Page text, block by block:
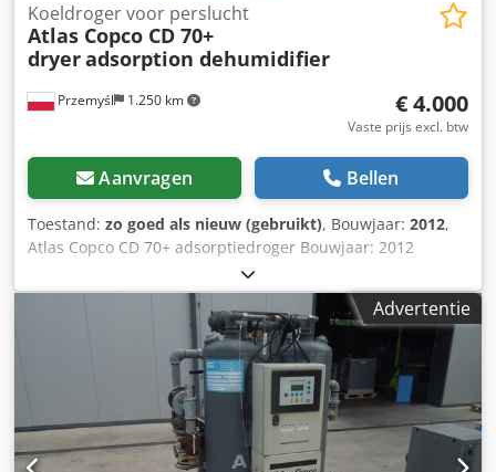
Przemyśl 1.250 km
Koeldroger voor perslucht
Atlas Copco CD 70+
dryeradsorption dehumidifier
€ 4.000
Vaste prijs excl. btw
Aanvragen Bellen
Toestand: zo goed als nieuw (gebruikt), Bouwjaar: 2012,
Atlas Copco CD 70+ adsorptiedroger Bouwjaar: 2012
Capaciteit: 4.200 l/min Drukdauwpunt: -40 °C Drukval: 0,16
bar Max. werkdruk: 14,5 bar Filtermaten: DD / PD 60 - DDp
60 Gewicht: 120 kg Afmetingen: 550 (L) × 364 (B) × 1479 (H)
mm Inlaat luchttemperatuur: 35 °C
Omgevingstemperatuur: 25 °C Werkdruk: 7 bar
Credoyzaamjpfx Amyef
Advertentie